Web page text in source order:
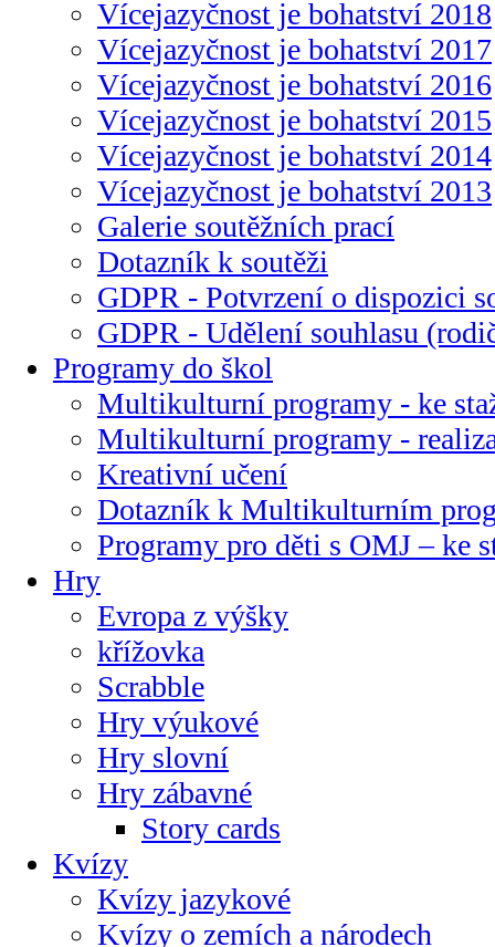
Vícejazyčnost je bohatství 2018
Vícejazyčnost je bohatství 2017
Vícejazyčnost je bohatství 2016
Vícejazyčnost je bohatství 2015
Vícejazyčnost je bohatství 2014
Vícejazyčnost je bohatství 2013
Galerie soutěžních prací
Dotazník k soutěži
GDPR - Potvrzení o dispozici
GDPR - Udělení souhlasu
Programy do škol
Multikulturní programy - ke
Multikulturní programy -
Kreativní učení
Dotazník k Multikulturním
Programy pro děti s OMJ – ke
Hry
Evropa z výšky
křížovka
Scrabble
Hry výukové
Hry slovní
Hry zábavné
Story cards
Kvízy
Kvízy jazykové
Kvízy o zemích a národech